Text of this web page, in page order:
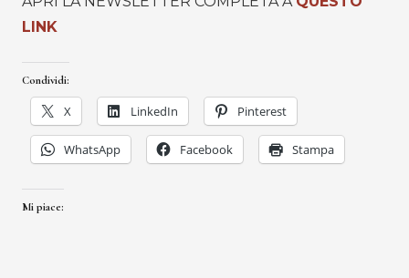
LINK
Condividi:
X LinkedIn Pinterest
WhatsApp Facebook Stampa
Mi piace: